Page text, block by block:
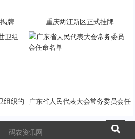
牌 重庆两江新区正式挂牌
组织的
广东省人民代表大会常务委员会任
码农资讯网